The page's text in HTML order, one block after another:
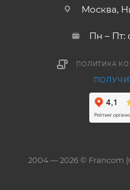
Москва,
Пн – Пт:
ПОЛИТИКА
2004 — 2026 © Francom